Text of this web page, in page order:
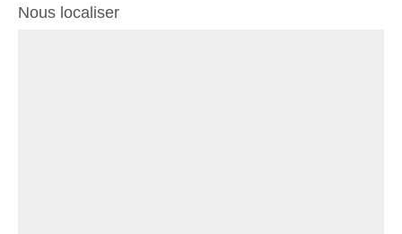
Nous localiser